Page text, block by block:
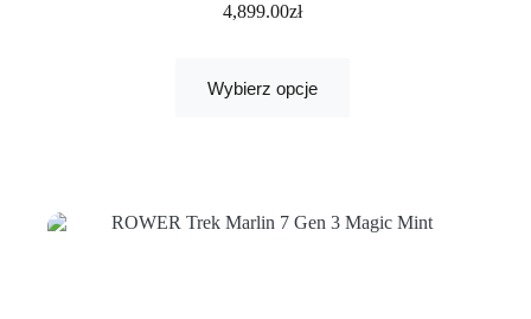
4,899.00zł
Wybierz opcje